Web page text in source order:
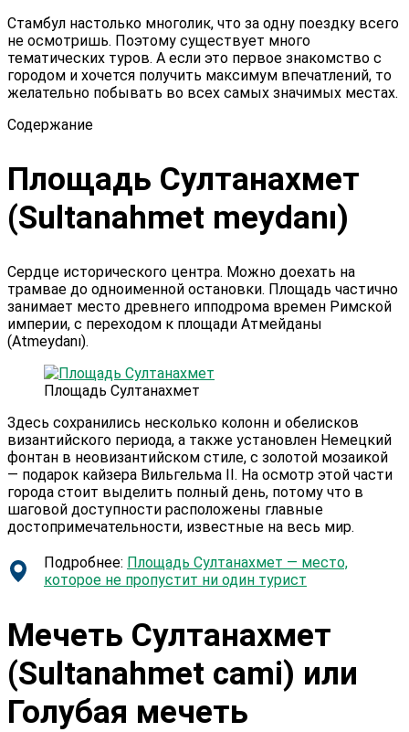
Стамбул настолько многолик, что за одну поездку всего
не осмотришь. Поэтому существует много
тематических туров. А если это первое знакомство с
городом и хочется получить максимум впечатлений, то
желательно побывать во всех самых значимых местах.
Содержание
Площадь Султанахмет
(Sultanahmet meydanı)
Сердце исторического центра. Можно доехать на
трамвае до одноименной остановки. Площадь частично
занимает место древнего ипподрома времен Римской
империи, с переходом к площади Атмейданы
(Atmeydanı).
Площадь Султанахмет
Здесь сохранились несколько колонн и обелисков
византийского периода, а также установлен Немецкий
фонтан в неовизантийском стиле, с золотой мозаикой
— подарок кайзера Вильгельма II. На осмотр этой части
города стоит выделить полный день, потому что в
шаговой доступности расположены главные
достопримечательности, известные на весь мир.
Подробнее: Площадь Султанахмет — место,
которое не пропустит ни один турист
Мечеть Султанахмет
(Sultanahmet cami) или
Голубая мечеть